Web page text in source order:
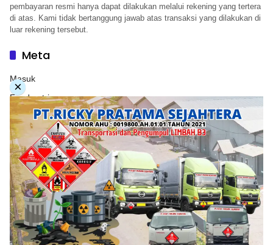
pembayaran resmi hanya dapat dilakukan melalui rekening yang tertera
di atas. Kami tidak bertanggung jawab atas transaksi yang dilakukan di
luar rekening tersebut.
Meta
Masuk
Feed entri
Feed komentar
WordPress.org
Copyright © 2026. PT. Herwandy Baharuddin Grup. All
×